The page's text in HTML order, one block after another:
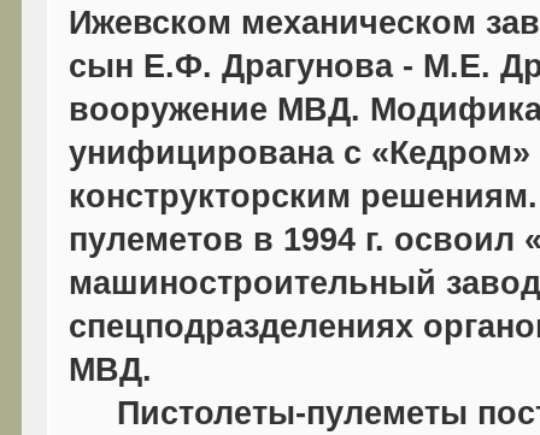
Ижевском механическом
сын Е.Ф. Драгунова - М.Е.
вооружение МВД.
унифицирована с
конструкторским
пулеметов в 1994 г. освоил
машиностроительный
спецподразделениях
МВД.
Пистолеты-пулеметы